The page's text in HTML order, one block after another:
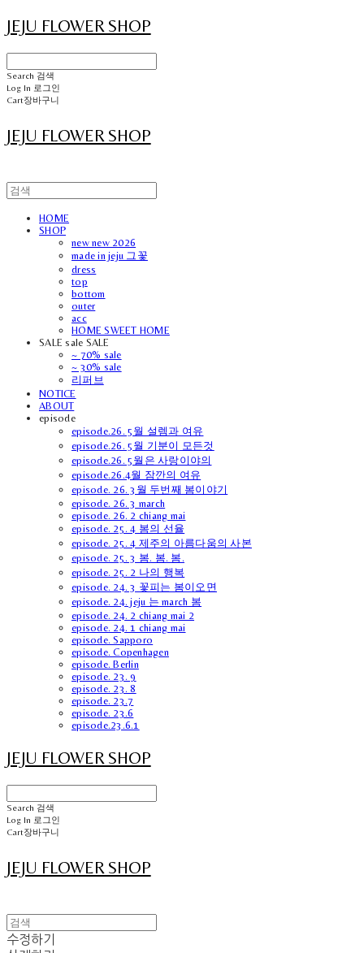
JEJU FLOWER SHOP
Search 검색
Log In 로그인
Cart장바구니
JEJU FLOWER SHOP
HOME
SHOP
new new 2026
made in jeju 그꽃
dress
top
bottom
outer
acc
HOME SWEET HOME
SALE sale SALE
~ 70% sale
~ 30% sale
리퍼브
NOTICE
ABOUT
episode
episode.26. 5월 설렘과 여유
episode.26. 5월 기분이 모든것
episode.26. 5월은 사랑이야의
episode.26.4월 잠깐의 여유
episode. 26. 3월 두번째 봄이야기
episode. 26. 3 march
episode. 26. 2 chiang mai
episode. 25. 4 봄의 선율
episode. 25. 4 제주의 아름다움의 사본
episode. 25. 3 봄. 봄. 봄.
episode. 25. 2 나의 행복
episode. 24. 3 꽃피는 봄이오면
episode. 24. jeju 는 march 봄
episode. 24. 2 chiang mai 2
episode. 24. 1 chiang mai
episode. Sapporo
episode. Copenhagen
episode. Berlin
episode. 23. 9
episode. 23. 8
episode. 23.7
episode. 23.6
episode.23.6.1
JEJU FLOWER SHOP
Search 검색
Log In 로그인
Cart장바구니
JEJU FLOWER SHOP
수정하기